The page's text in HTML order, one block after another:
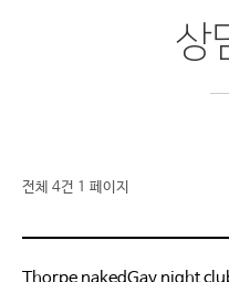
상
전체 4건 1 페이지
Thorpe nakedGay night